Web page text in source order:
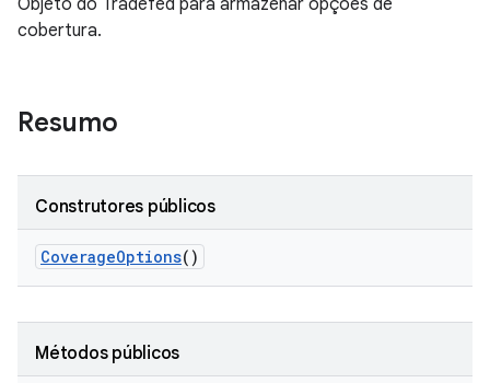
Objeto do Tradefed para armazenar opções de
cobertura.
Resumo
Construtores públicos
CoverageOptions()
Métodos públicos